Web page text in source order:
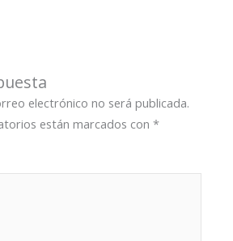
electrónico no será publicada.
están marcados con*